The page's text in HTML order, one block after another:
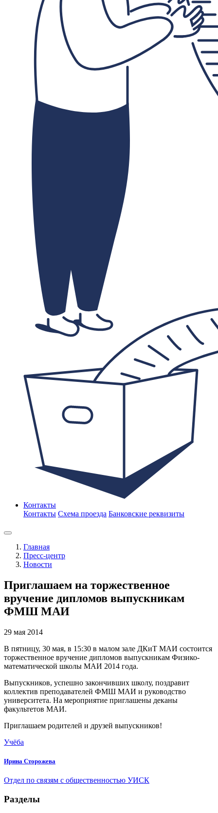
Контакты
Контакты Схема проезда Банковские реквизиты
Главная
Пресс-центр
Новости
Приглашаем на торжественное
вручение дипломов выпускникам
ФМШ МАИ
29 мая 2014
В пятницу, 30 мая, в 15:30 в малом зале ДКиТ МАИ состоится
торжественное вручение дипломов выпускникам Физико-
математической школы МАИ 2014 года.
Выпускников, успешно закончивших школу, поздравит
коллектив преподавателей ФМШ МАИ и руководство
университета. На мероприятие приглашены деканы
факультетов МАИ.
Приглашаем родителей и друзей выпускников!
Учёба
Ирина Сторожева
Отдел по связям с общественностью УИСК
Разделы